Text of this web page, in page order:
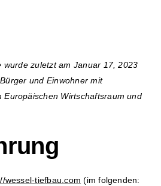
wurde zuletzt am Januar 17, 2023
und Einwohner mit
Europäischen Wirtschaftsraum und
wessel-tiefbau.com (im folgenden: